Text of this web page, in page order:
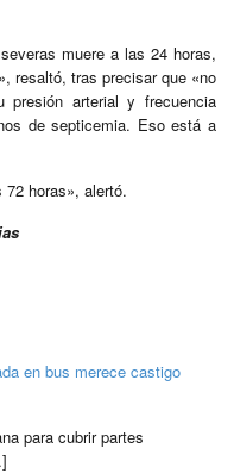
muere a las 24 horas,
resaltó, tras precisar que «no
presión arterial y frecuencia
de septicemia. Eso está a
72 horas», alertó.
en bus merece castigo
para cubrir partes